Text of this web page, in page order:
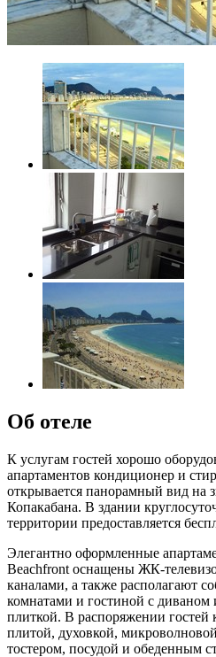
Об отеле
К услугам гостей хорошо
апартаментов кондиционер и
открывается панорамный вид на
Копакабана. В здании
территории предоставляется
Элегантно оформленные
Beachfront оснащены ЖК-
каналами, а также располагают
комнатами и гостиной с
плиткой. В распоряжении гостей
плитой, духовкой,
тостером, посудой и обеденным